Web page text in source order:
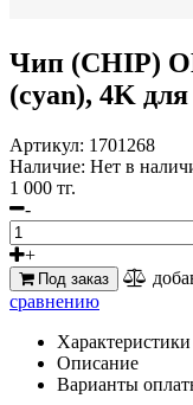
Чип (CHIP)
(cyan), 4K для
Артикул: 1701268
Наличие: Нет в
1 000 тг.
-
+
Под заказ
сравнению
Характеристики
Описание
Варианты